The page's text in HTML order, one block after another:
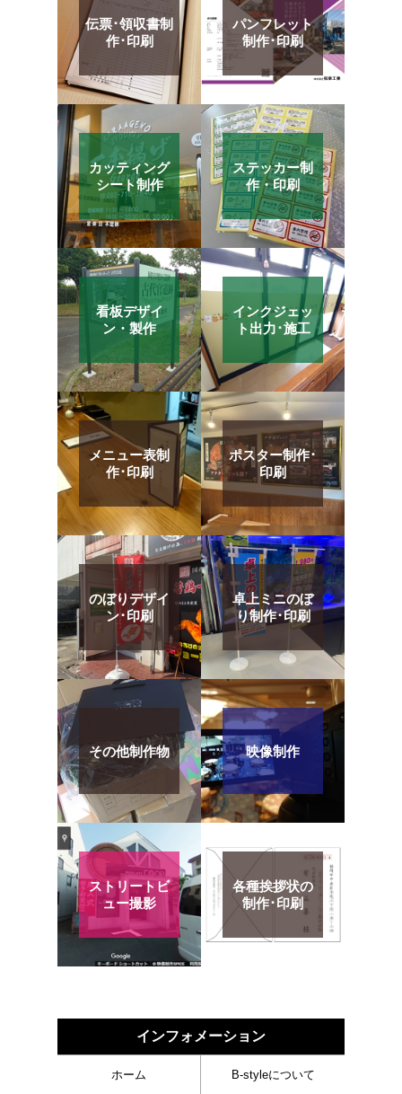
伝票･領収書制
作･印刷
パンフレット
制作･印刷
カッティング
シート制作
ステッカー制
作・印刷
看板デザイ
ン・製作
インクジェッ
ト出力･施工
メニュー表制
作･印刷
ポスター制作･
印刷
のぼりデザイ
ン･印刷
卓上ミニのぼ
り制作･印刷
その他制作物 映像制作
ストリートビ
ュー撮影
各種挨拶状の
制作･印刷
インフォメーション
ホーム B-styleについて